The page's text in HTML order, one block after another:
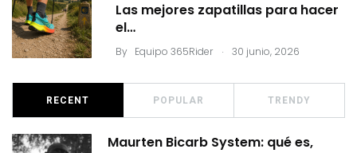
Las mejores zapatillas para hacer
el…
By Equipo 365Rider . 30 junio, 2026
RECENT POPULAR TRENDY
Maurten Bicarb System: qué es,